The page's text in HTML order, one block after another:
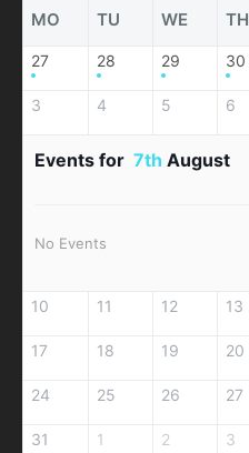
MO TU WE TH
27 28 29 30
3 4 5 6
Events for 7th August
No Events
10 11 12 13
17 18 19 20
24 25 26 27
31 1 2 3